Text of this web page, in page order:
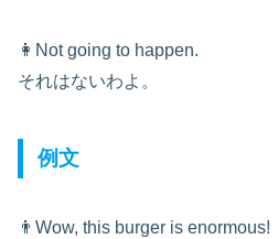
👩Not going to happen.
それはないわよ。
例文
👨Wow, this burger is enormous!